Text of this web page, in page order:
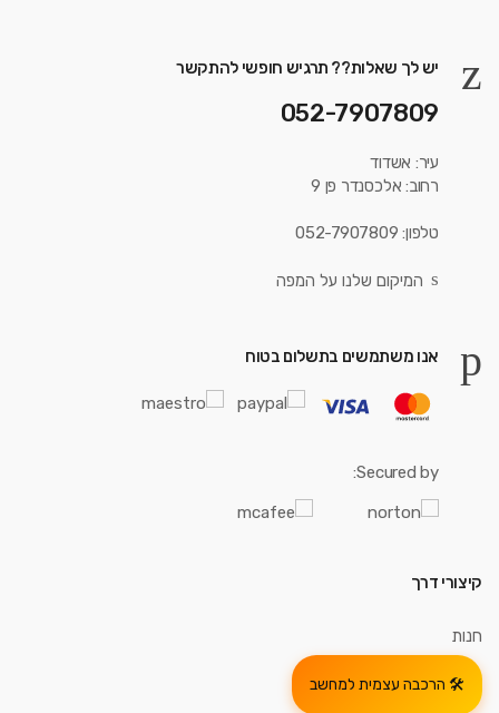
יש לך שאלות?? תרגיש חופשי להתקשר
052-7907809
עיר: אשדוד
רחוב: אלכסנדר פן 9
טלפון: 052-7907809
המיקום שלנו על המפה
אנו משתמשים בתשלום בטוח
Secured by:
קיצורי דרך
חנות
הרכבה עצמית למחשב